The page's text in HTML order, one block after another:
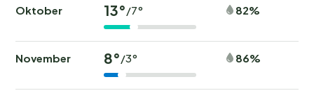
Oktober 13°/7° 82%
November 8°/3° 86%